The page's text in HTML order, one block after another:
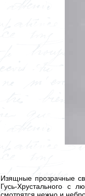
Изящные прозрачные
Гусь-Хрустального с